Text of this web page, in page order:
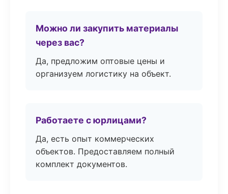
Можно ли закупить материалы
через вас?
Да, предложим оптовые цены и
организуем логистику на объект.
Работаете с юрлицами?
Да, есть опыт коммерческих
объектов. Предоставляем полный
комплект документов.